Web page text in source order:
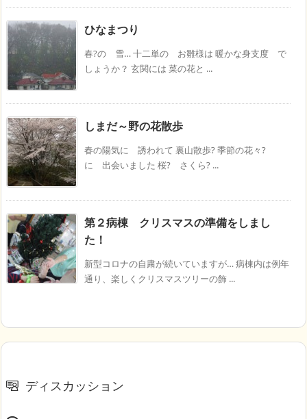
ひなまつり
春?の 雪… 十二単の お雛様は 暖かな身支度 で
しょうか？ 玄関には 菜の花と ...
しまだ～野の花散歩
春の陽気に 誘われて 裏山散歩? 季節の花々?
に 出会いました 桜? さくら? ...
第２病棟 クリスマスの準備をしまし
た！
新型コロナの自粛が続いていますが… 病棟内は例年
通り、楽しくクリスマスツリーの飾 ...
ディスカッション